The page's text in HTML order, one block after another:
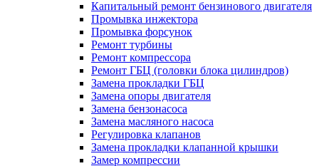
Капитальный ремонт бензинового двигателя
Промывка инжектора
Промывка форсунок
Ремонт турбины
Ремонт компрессора
Ремонт ГБЦ (головки блока цилиндров)
Замена прокладки ГБЦ
Замена опоры двигателя
Замена бензонасоса
Замена масляного насоса
Регулировка клапанов
Замена прокладки клапанной крышки
Замер компрессии